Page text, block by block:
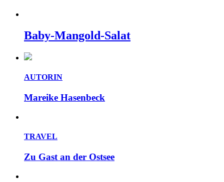
Baby-Man­gold-Salat
AUTORIN
Mareike Hasenbeck
TRAVEL
Zu Gast an der Ostsee